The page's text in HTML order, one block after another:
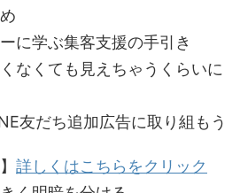
に学ぶ集客支援の手引き
なくても見えちゃうくらいに
友だち追加広告に取り組もう
詳しくはこちらをクリック